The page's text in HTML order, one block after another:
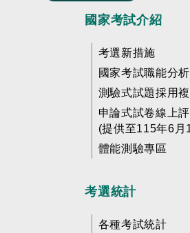
國家考試介紹
考選新措施
國家考試職能分
測驗式試題採用
申論式試卷線上
(提供至115年6月
體能測驗專區
考選統計
各種考試統計